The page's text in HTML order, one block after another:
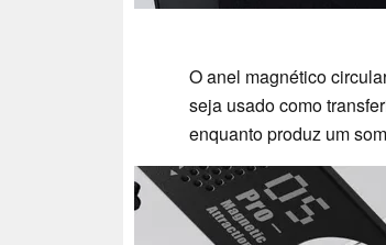
O anel magnético
seja usado como
enquanto produz um